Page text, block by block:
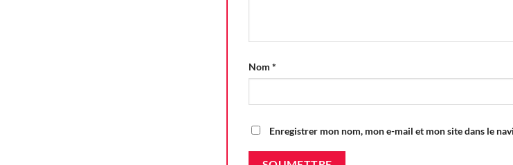
Nom *
Enregistrer mon nom, mon e-mail et mon site dans le